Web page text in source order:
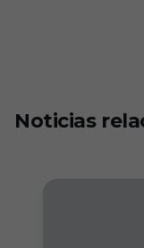
Noticias